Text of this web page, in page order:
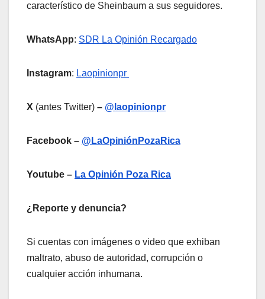
característico de Sheinbaum a sus seguidores.
WhatsApp: SDR La Opinión Recargado
Instagram: Laopinionpr
X (antes Twitter) – @laopinionpr
Facebook – @LaOpiniónPozaRica
Youtube – La Opinión Poza Rica
¿Reporte y denuncia?
Si cuentas con imágenes o video que exhiban
maltrato, abuso de autoridad, corrupción o
cualquier acción inhumana.